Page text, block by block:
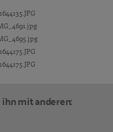
mit anderen: